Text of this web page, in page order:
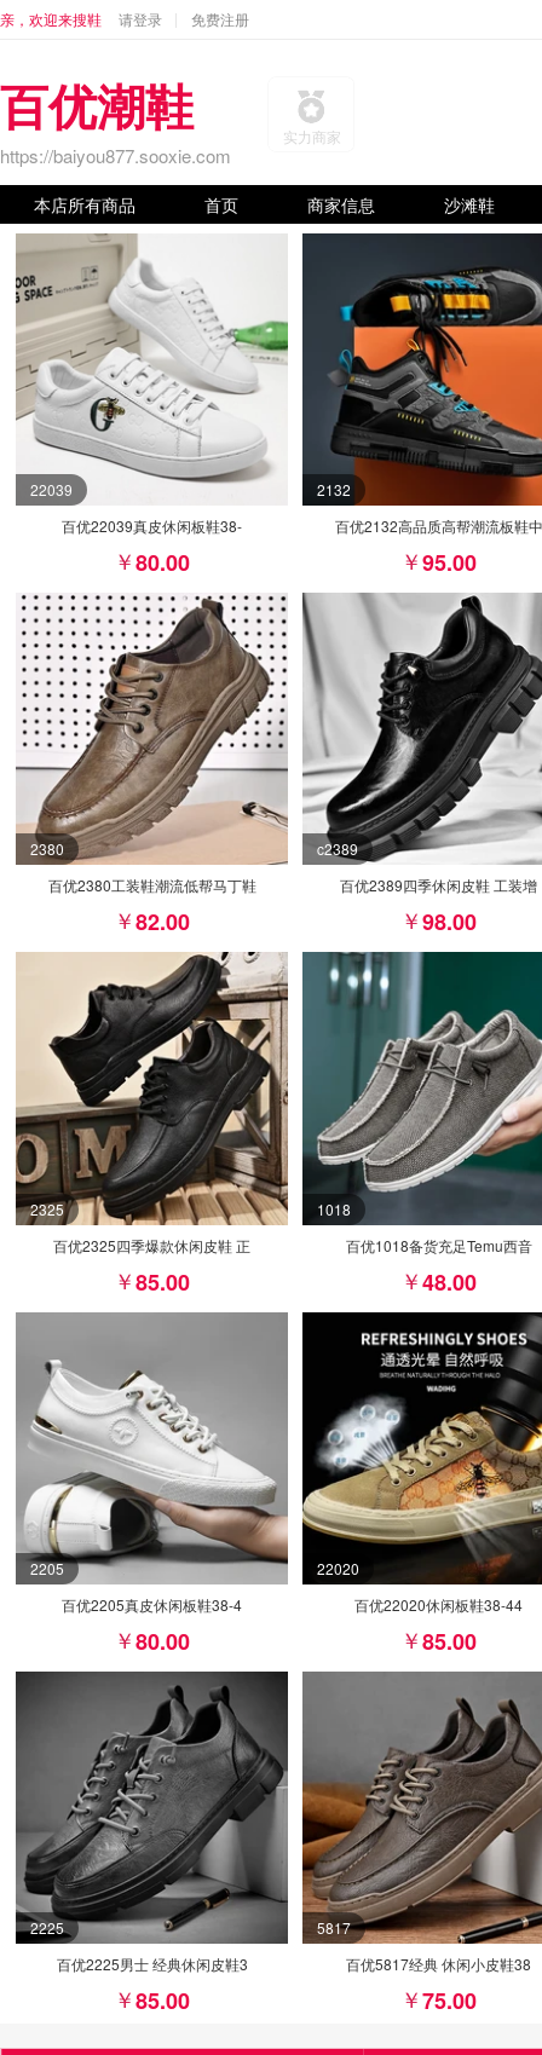
亲，欢迎来搜鞋 请登录 免费注册
百优潮鞋
https://baiyou877.sooxie.com
实力商家
本店所有商品 首页 商家信息 沙滩鞋
22039
百优22039真皮休闲板鞋38-
80.00
2132
百优2132高品质高帮潮流板鞋中
95.00
2380
百优2380工装鞋潮流低帮马丁鞋
82.00
c2389
百优2389四季休闲皮鞋 工装增
98.00
2325
百优2325四季爆款休闲皮鞋 正
85.00
1018
百优1018备货充足Temu西音
48.00
2205
百优2205真皮休闲板鞋38-4
80.00
22020
百优22020休闲板鞋38-44
85.00
2225
百优2225男士 经典休闲皮鞋3
85.00
5817
百优5817经典 休闲小皮鞋38
75.00